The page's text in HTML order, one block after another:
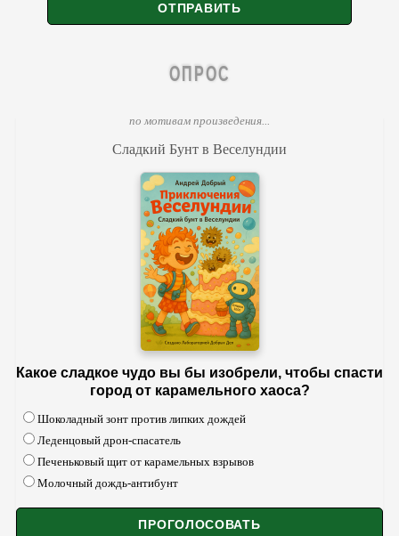
ОПРОС
по мотивам произведения...
Сладкий Бунт в Веселундии
Какое сладкое чудо вы бы изобрели, чтобы спасти
город от карамельного хаоса?
Шоколадный зонт против липких дождей
Леденцовый дрон-спасатель
Печеньковый щит от карамельных взрывов
Молочный дождь-антибунт